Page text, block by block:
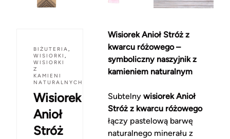
BIŻUTERIA,
WISIORKI ,
WISIORKI
Z
KAMIENI
NATURALNYCH
Wisiorek
Anioł
Stróż
Wisiorek Anioł Stróż z
kwarcu różowego –
symboliczny naszyjnik z
kamieniem naturalnym
Subtelny wisiorek Anioł
Stróż z kwarcu różowego
łączy pastelową barwę
naturalnego minerału z